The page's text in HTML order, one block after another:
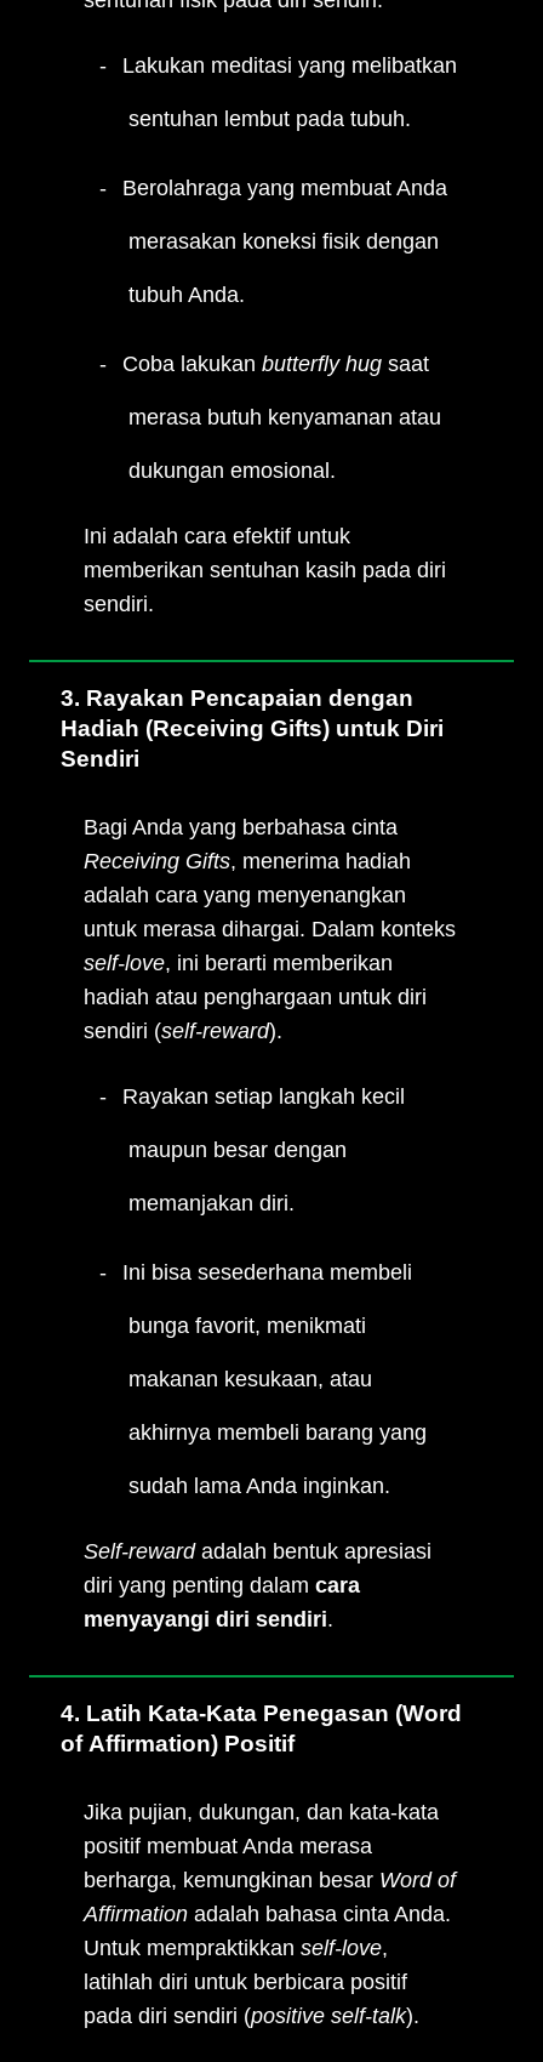
Lakukan meditasi yang melibatkan
sentuhan lembut pada tubuh.
Berolahraga yang membuat Anda
merasakan koneksi fisik dengan
tubuh Anda.
Coba lakukan butterfly hugsaat
merasa butuh kenyamanan atau
dukungan emosional.
Ini adalah cara efektif untuk
memberikan sentuhan kasih pada diri
sendiri.
3. Rayakan Pencapaian dengan
Hadiah (Receiving Gifts) untuk Diri
Sendiri
Bagi Anda yang berbahasa cinta
Receiving Gifts, menerima hadiah
adalah cara yang menyenangkan
untuk merasa dihargai. Dalam konteks
self-love, ini berarti memberikan
hadiah atau penghargaan untuk diri
sendiri (self-reward).
Rayakan setiap langkah kecil
maupun besar dengan
memanjakan diri.
Ini bisa sesederhana membeli
bunga favorit, menikmati
makanan kesukaan, atau
akhirnya membeli barang yang
sudah lama Anda inginkan.
Self-rewardadalah bentuk apresiasi
diri yang penting dalam cara
menyayangi diri sendiri.
4. Latih Kata-Kata Penegasan (Word
of Affirmation) Positif
Jika pujian, dukungan, dan kata-kata
positif membuat Anda merasa
berharga, kemungkinan besar Word of
Affirmation adalah bahasa cinta Anda.
Untuk mempraktikkan self-love,
latihlah diri untuk berbicara positif
pada diri sendiri (positive self-talk).